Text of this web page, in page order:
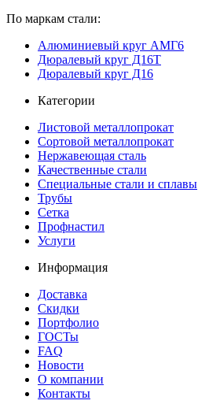
По маркам стали:
Алюминиевый круг АМГ6
Дюралевый круг Д16Т
Дюралевый круг Д16
Категории
Листовой металлопрокат
Сортовой металлопрокат
Нержавеющая сталь
Качественные стали
Специальные стали и сплавы
Трубы
Сетка
Профнастил
Услуги
Информация
Доставка
Скидки
Портфолио
ГОСТы
FAQ
Новости
О компании
Контакты